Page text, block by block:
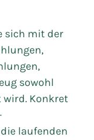
sich mit der
sowohl
Konkret
laufenden